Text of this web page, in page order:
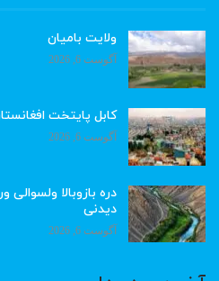
ولایت بامیان
آگوست 6, 2026
کابل پایتخت
آگوست 6, 2026
دره بازوبالا
دیدنی
آگوست 6, 2026